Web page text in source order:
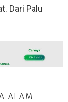
Dari Palu
ALAM